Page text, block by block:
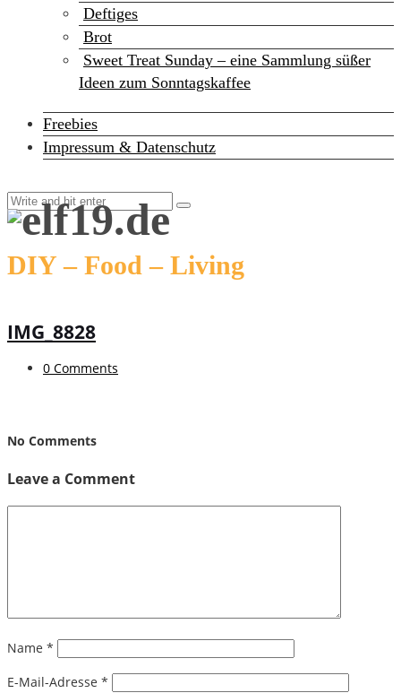
Deftiges
Brot
Sweet Treat Sunday – eine Sammlung süßer
Ideen zum Sonntagskaffee
Freebies
Impressum & Datenschutz
DIY – Food – Living
IMG_8828
0 Comments
No Comments
Leave a Comment
Name *
E-Mail-Adresse *